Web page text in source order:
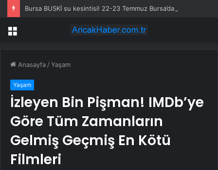
Menü
Anasayfa /Yaşam
Yaşam
İzleyen Bin Pişman! IMDb’ye
Göre Tüm Zamanların
Gelmiş Geçmiş En Kötü
Filmleri